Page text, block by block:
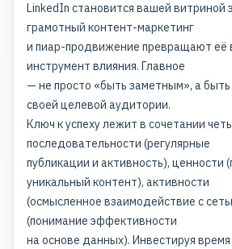
LinkedIn становится вашей витриной
грамотный контент-маркетинг
и пиар-продвижение превращают её
инструмент влияния. Главное
— не просто «быть заметным», а
своей целевой аудитории.
Ключ к успеху лежит в сочетании
последовательности (регулярные
публикации и активность), ценности
уникальный контент), активности
(осмысленное взаимодействие с
(понимание эффективности
на основе данных). Инвестируя